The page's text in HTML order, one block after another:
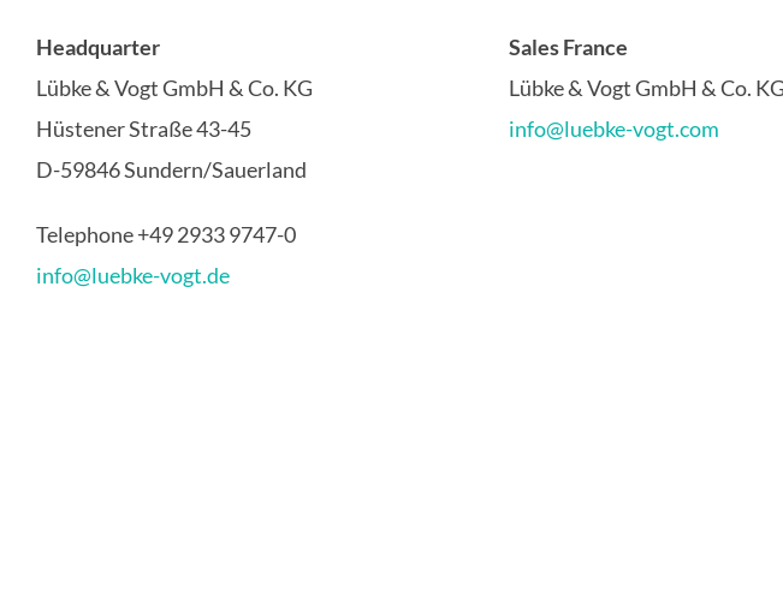
Headquarter
Lübke & Vogt GmbH & Co. KG
Hüstener Straße 43-45
D-59846 Sundern/Sauerland
Telephone +49 2933 9747-0
info@luebke-vogt.de
Sales France
Lübke&Vogt GmbH&Co. KG
info@luebke-vogt.com